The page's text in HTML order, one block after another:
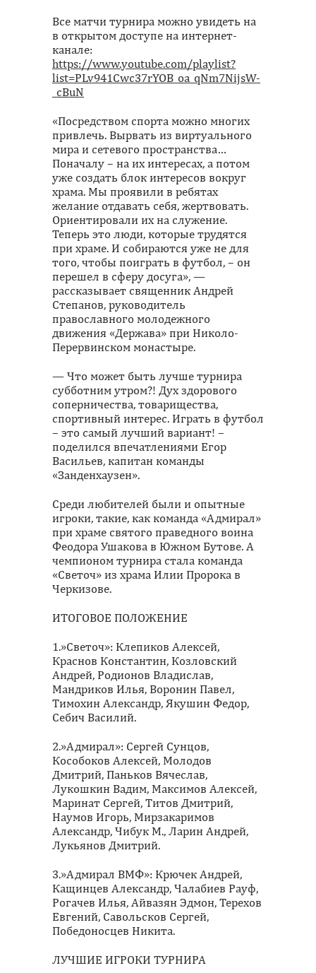
Все матчи турнира можно увидеть на
в открытом доступе на интернет-
канале:
https://www.youtube.com/playlist?
list=PLv941Cwc37rYOB_oa_qNm7NijsW-
_cBuN
«Посредством спорта можно многих
привлечь. Вырвать из виртуального
мира и сетевого пространства…
Поначалу – на их интересах, а потом
уже создать блок интересов вокруг
храма. Мы проявили в ребятах
желание отдавать себя, жертвовать.
Ориентировали их на служение.
Теперь это люди, которые трудятся
при храме. И собираются уже не для
того, чтобы поиграть в футбол, – он
перешел в сферу досуга», —
рассказывает священник Андрей
Степанов, руководитель
православного молодежного
движения «Держава» при Николо-
Перервинском монастыре.
— Что может быть лучше турнира
субботним утром?! Дух здорового
соперничества, товарищества,
спортивный интерес. Играть в футбол
– это самый лучший вариант! –
поделился впечатлениями Егор
Васильев, капитан команды
«Занденхаузен».
Среди любителей были и опытные
игроки, такие, как команда «Адмирал»
при храме святого праведного воина
Феодора Ушакова в Южном Бутове. А
чемпионом турнира стала команда
«Светоч» из храма Илии Пророка в
Черкизове.
ИТОГОВОЕ ПОЛОЖЕНИЕ
1.»Светоч»: Клепиков Алексей,
Краснов Константин, Козловский
Андрей, Родионов Владислав,
Мандриков Илья, Воронин Павел,
Тимохин Александр, Якушин Федор,
Себич Василий.
2.»Адмирал»: Сергей Сунцов,
Кособоков Алексей, Молодов
Дмитрий, Паньков Вячеслав,
Лукошкин Вадим, Максимов Алексей,
Маринат Сергей, Титов Дмитрий,
Наумов Игорь, Мирзакаримов
Александр, Чибук М., Ларин Андрей,
Лукьянов Дмитрий.
3.»Адмирал ВМФ»: Крючек Андрей,
Кащинцев Александр, Чалабиев Рауф,
Рогачев Илья, Айвазян Эдмон, Терехов
Евгений, Савольсков Сергей,
Победоносцев Никита.
ЛУЧШИЕ ИГРОКИ ТУРНИРА